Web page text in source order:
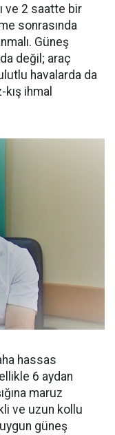
ve 2 saatte bir
sonrasında
Güneş
değil; araç
havalarda da
ihmal
hassas
6 aydan
maruz
ve uzun kollu
güneş